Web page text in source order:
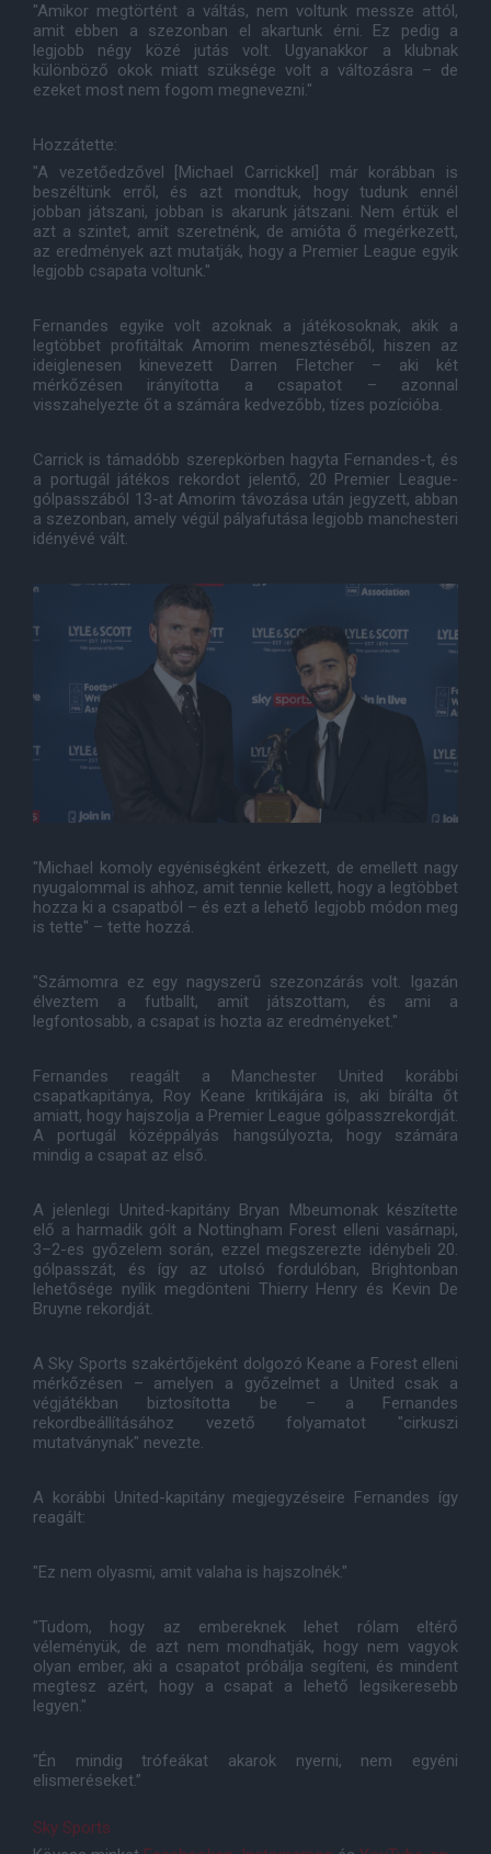
"Amikor megtörtént a váltás, nem voltunk messze attól,
amit ebben a szezonban el akartunk érni. Ez pedig a
legjobb négy közé jutás volt. Ugyanakkor a klubnak
különböző okok miatt szüksége volt a változásra – de
ezeket most nem fogom megnevezni."
Hozzátette:
"A vezetőedzővel [Michael Carrickkel] már korábban is
beszéltünk erről, és azt mondtuk, hogy tudunk ennél
jobban játszani, jobban is akarunk játszani. Nem értük el
azt a szintet, amit szeretnénk, de amióta ő megérkezett,
az eredmények azt mutatják, hogy a Premier League egyik
legjobb csapata voltunk."
Fernandes egyike volt azoknak a játékosoknak, akik a
legtöbbet profitáltak Amorim menesztéséből, hiszen az
ideiglenesen kinevezett Darren Fletcher – aki két
mérkőzésen irányította a csapatot – azonnal
visszahelyezte őt a számára kedvezőbb, tízes pozícióba.
Carrick is támadóbb szerepkörben hagyta Fernandes-t, és
a portugál játékos rekordot jelentő, 20 Premier League-
gólpasszából 13-at Amorim távozása után jegyzett, abban
a szezonban, amely végül pályafutása legjobb manchesteri
idényévé vált.
"Michael komoly egyéniségként érkezett, de emellett nagy
nyugalommal is ahhoz, amit tennie kellett, hogy a legtöbbet
hozza ki a csapatból – és ezt a lehető legjobb módon meg
is tette" – tette hozzá.
"Számomra ez egy nagyszerű szezonzárás volt. Igazán
élveztem a futballt, amit játszottam, és ami a
legfontosabb, a csapat is hozta az eredményeket."
Fernandes reagált a Manchester United korábbi
csapatkapitánya, Roy Keane kritikájára is, aki bírálta őt
amiatt, hogy hajszolja a Premier League gólpasszrekordját.
A portugál középpályás hangsúlyozta, hogy számára
mindig a csapat az első.
A jelenlegi United-kapitány Bryan Mbeumonak készítette
elő a harmadik gólt a Nottingham Forest elleni vasárnapi,
3–2-es győzelem során, ezzel megszerezte idénybeli 20.
gólpasszát, és így az utolsó fordulóban, Brightonban
lehetősége nyílik megdönteni Thierry Henry és Kevin De
Bruyne rekordját.
A Sky Sports szakértőjeként dolgozó Keane a Forest elleni
mérkőzésen – amelyen a győzelmet a United csak a
végjátékban biztosította be – a Fernandes
rekordbeállításához vezető folyamatot "cirkuszi
mutatványnak" nevezte.
A korábbi United-kapitány megjegyzéseire Fernandes így
reagált:
"Ez nem olyasmi, amit valaha is hajszolnék."
"Tudom, hogy az embereknek lehet rólam eltérő
véleményük, de azt nem mondhatják, hogy nem vagyok
olyan ember, aki a csapatot próbálja segíteni, és mindent
megtesz azért, hogy a csapat a lehető legsikeresebb
legyen."
"Én mindig trófeákat akarok nyerni, nem egyéni
elismeréseket.”
Sky Sports